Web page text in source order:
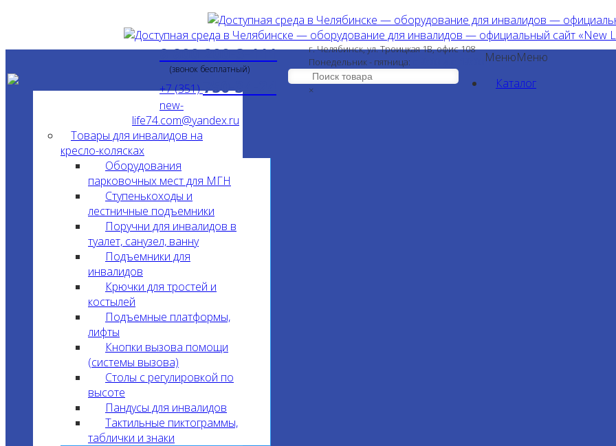
8 800 200-3-111
(звонок бесплатный)
+7 (351)750-34-24
new-
life74.com@yandex.ru
г. Челябинск, ул. Троицкая 1В, офис 108
Понедельник - пятница:
×
МенюМеню
Каталог
Товары для инвалидов на
кресло-колясках
Оборудования
парковочных мест для МГН
Ступенькоходы и
лестничные подъемники
Поручни для инвалидов в
туалет, санузел, ванну
Подъемники для
инвалидов
Крючки для тростей и
костылей
Подъемные платформы,
лифты
Кнопки вызова помощи
(системы вызова)
Столы с регулировкой по
высоте
Пандусы для инвалидов
Тактильные пиктограммы,
таблички и знаки